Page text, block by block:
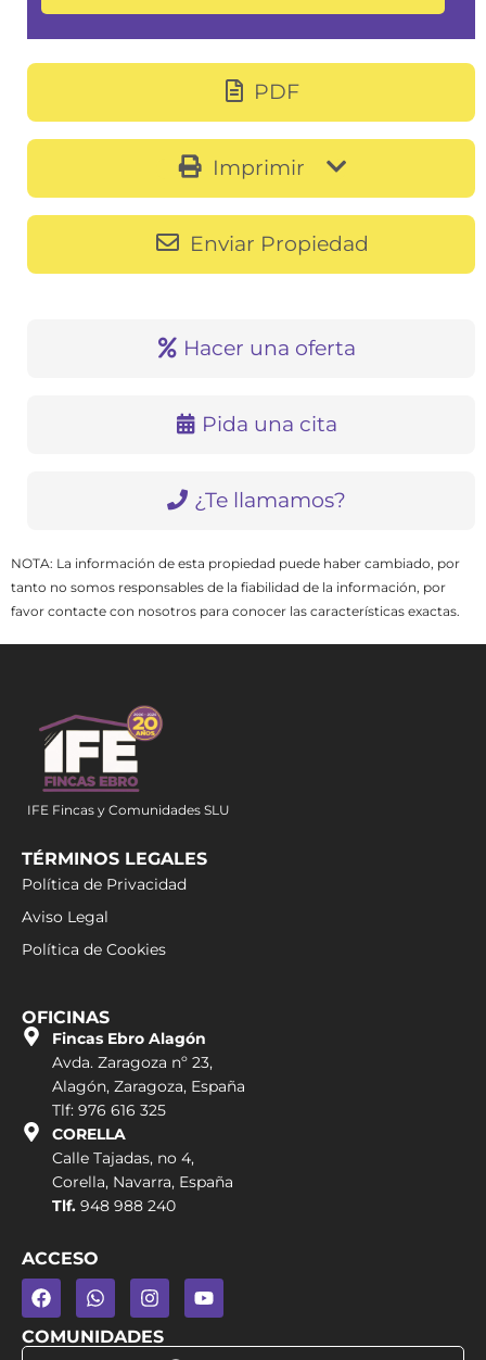
PDF
Imprimir
Enviar Propiedad
Hacer una oferta
Pida una cita
¿Te llamamos?
NOTA: La información de esta propiedad puede haber cambiado, por
tanto no somos responsables de la fiabilidad de la información, por
favor contacte con nosotros para conocer las características exactas.
IFE Fincas y Comunidades SLU
TÉRMINOS LEGALES
Política de Privacidad
Aviso Legal
Política de Cookies
OFICINAS
Fincas Ebro Alagón
Avda. Zaragoza nº 23,
Alagón, Zaragoza, España
Tlf: 976 616 325
CORELLA
Calle Tajadas, no 4,
Corella, Navarra, España
Tlf. 948 988 240
ACCESO
COMUNIDADES